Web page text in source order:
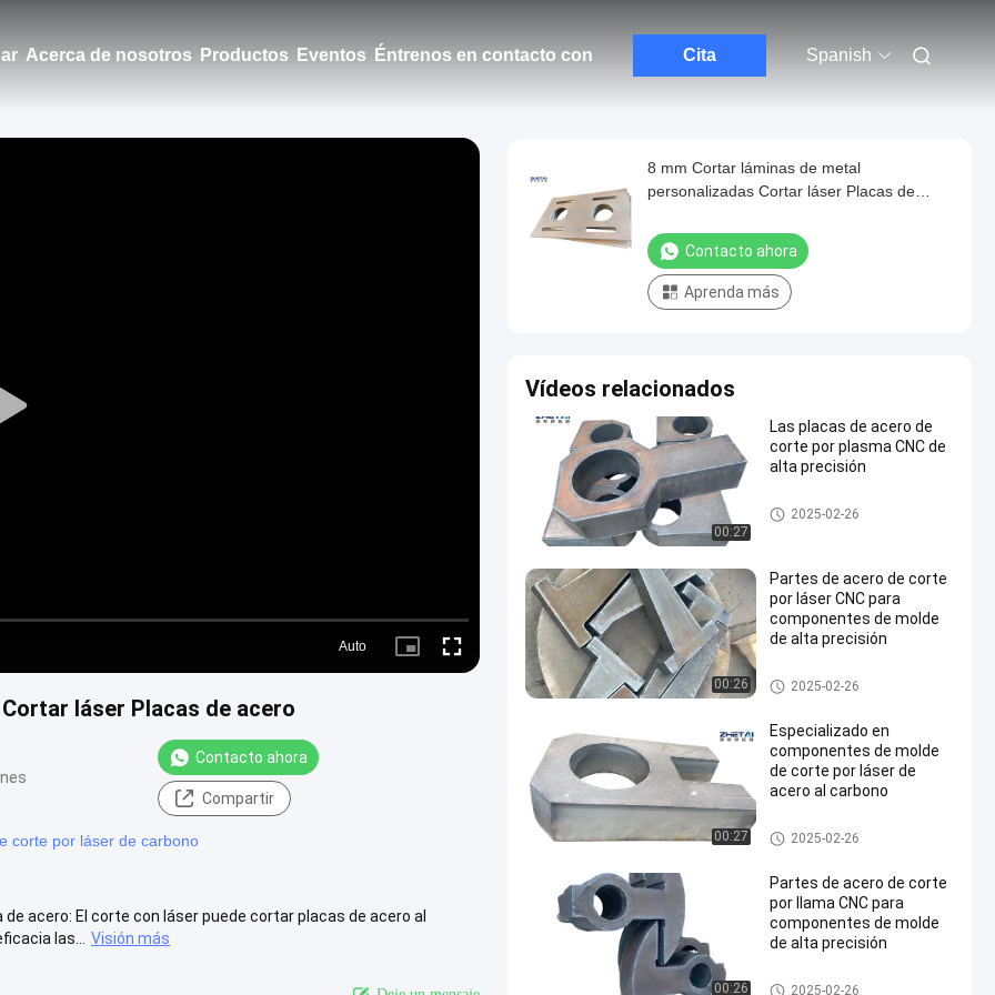
Acerca de nosotros Productos Eventos Éntrenos en contacto con Cita Spanish
Play
Auto
Picture- Fullscreen
láser Placas de acero
Contacto ahora
Compartir
corte por láser de carbono
acero: El corte con láser puede cortar placas de acero al
las...
Visión más
8 mm Cortar láminas de metal
personalizadas Cortar láser Placas de
Contacto ahora
Aprenda más
Vídeos relacionados
00:27
Las placas de acero de
corte por plasma CNC de
alta precisión
Placas de acero cortadas
2025-02-26
00:26
Partes de acero de corte
por láser CNC para
componentes de molde
de alta precisión
Placas de acero cortadas
2025-02-26
00:27
Especializado en
componentes de molde
de corte por láser de
acero al carbono
Placas de acero cortadas
2025-02-26
00:26
Partes de acero de corte
por llama CNC para
componentes de molde
de alta precisión
Placas de acero cortadas
2025-02-26